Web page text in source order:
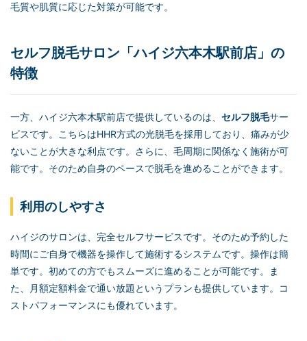
毛質や肌質に応じた対策が可能です。
セルフ脱毛サロン「ハイジ六本木駅前店」の
特徴
一方、ハイジ六本木駅前店で提供しているのは、 セルフ脱毛サー
ビスです。こちらはHHR方式の光脱毛を採用しており、痛みが少
ないことが大きな利点です。さらに、毛周期に関係なく施術が可
能です。そのため自身のペースで脱毛を進めることができます。
利用のしやすさ
ハイジのサロンは、完全セルフサービスです。そのため予約した
時間にご自身で機器を操作して施術するシステムです。操作は簡
単です。初めての方でもスムーズに進めることが可能です。ま
た、月額定額料金で通い放題というプランも提供しています。コ
ストパフォーマンスにも優れています。